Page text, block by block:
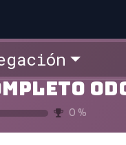
0 %